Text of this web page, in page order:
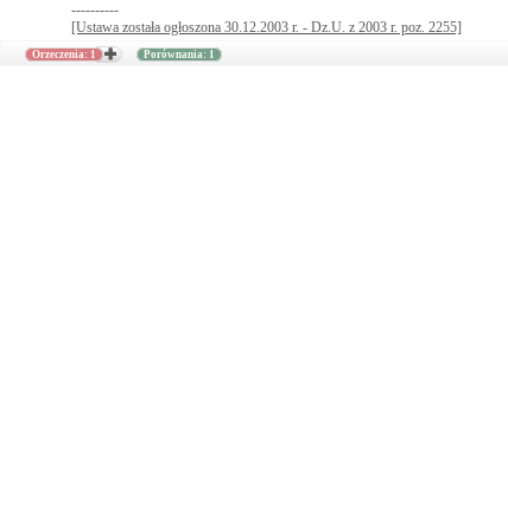
----------
[Ustawa została ogłoszona 30.12.2003 r. - Dz.U. z 2003 r. poz. 2255]
Orzeczenia: 1 Porównania: 1